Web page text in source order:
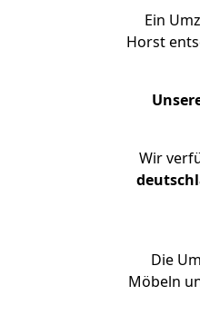
Ein
Horst
Wir
Die
Möbeln